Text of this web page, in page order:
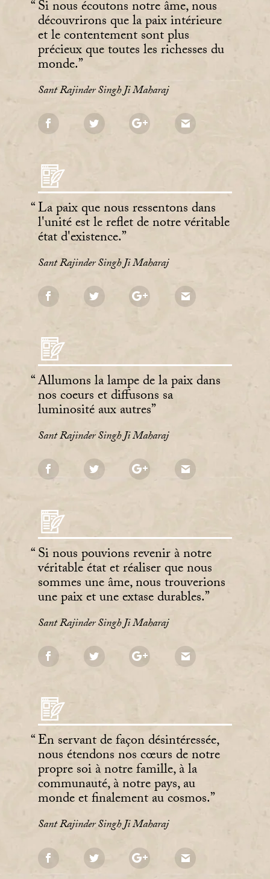
Si nous écoutons notre âme, nous
découvrirons que la paix intérieure
et le contentement sont plus
précieux que toutes les richesses du
monde.
Sant Rajinder Singh Ji Maharaj
La paix que nous ressentons dans
l'unité est le reflet de notre véritable
état d'existence.
Sant Rajinder Singh Ji Maharaj
Allumons la lampe de la paix dans
nos coeurs et diffusons sa
luminosité aux autres
Sant Rajinder Singh Ji Maharaj
Si nous pouvions revenir à notre
véritable état et réaliser que nous
sommes une âme, nous trouverions
une paix et une extase durables.
Sant Rajinder Singh Ji Maharaj
En servant de façon désintéressée,
nous étendons nos cœurs de notre
propre soi à notre famille, à la
communauté, à notre pays, au
monde et finalement au cosmos.
Sant Rajinder Singh Ji Maharaj